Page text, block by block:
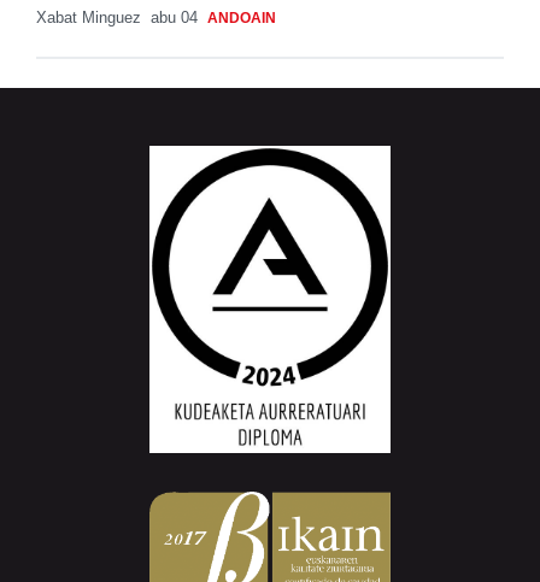
Xabat Minguez abu 04 ANDOAIN